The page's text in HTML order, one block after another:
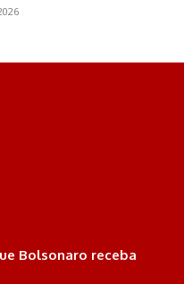
Bolsonaro receba